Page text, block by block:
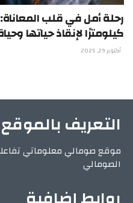
كيلومترًا لإنقاذ حياتها
أكتوبر 29, 2025
التعريف بالموقع
موقع صومالي معلوماتي
الصومالي